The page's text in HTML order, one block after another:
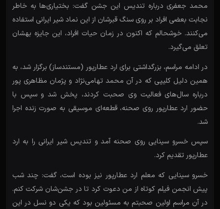
محمد جعفری درباره تندیس این جشن گفت: بختیاری‌ها به خاطر
نجابت بعضی افراد بر روی سنگ قبرشان از این نماد شیر ایرانی استفاده
می‌کنند. خوشحالم که اکنون در زمان حیات افراد، این جایزه بهشان
تعلق می‌گیرد.
در ادامه مراسم، بزرگداشتی برای ارد عطارپور (مستندساز) برگزار شد، به
همین دلیل کلیپی که در آن محمد تهامی‌نژاد و پژمان مظاهری پور
درباره سال‌های فعالیت وی صحبت کردند، پخش شد و سپس با
حضور ارد عطارپور روی صحنه، قطعه‌ای موسیقی به صورت زنده اجرا
شد.
سپس خسرو سینایی روی صحنه آمد و تندیس شیر ایرانی را به ارد
عطارپور تقدیم کرد.
خسرو سینایی که معلم ارد عطارپور نیز بوده است، گفت: چند شب
پیش انجمن فیلم کوتاه از من دعوت کرد تا در جشن‌شان شرکت کنم.
در آن مراسم اولین صحبتم به مسئولین بود که یکی دو نسل در این